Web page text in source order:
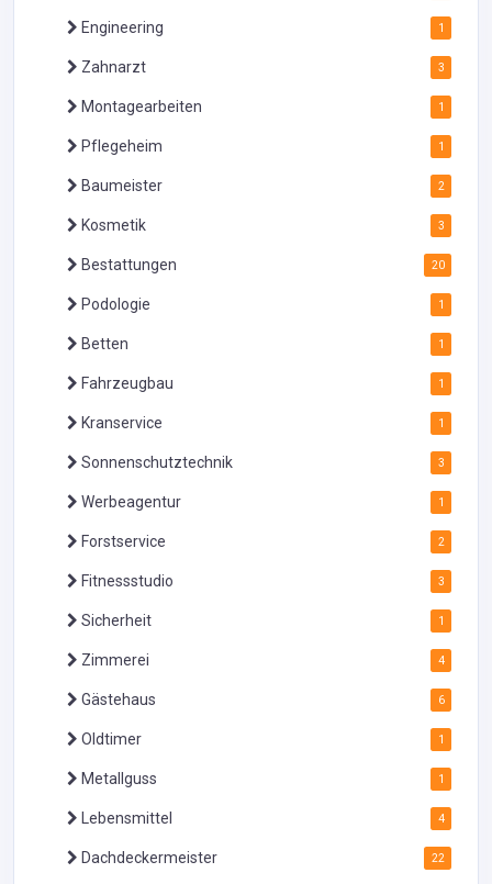
Engineering 1
Zahnarzt 3
Montagearbeiten 1
Pflegeheim 1
Baumeister 2
Kosmetik 3
Bestattungen 20
Podologie 1
Betten 1
Fahrzeugbau 1
Kranservice 1
Sonnenschutztechnik 3
Werbeagentur 1
Forstservice 2
Fitnessstudio 3
Sicherheit 1
Zimmerei 4
Gästehaus 6
Oldtimer 1
Metallguss 1
Lebensmittel 4
Dachdeckermeister 22